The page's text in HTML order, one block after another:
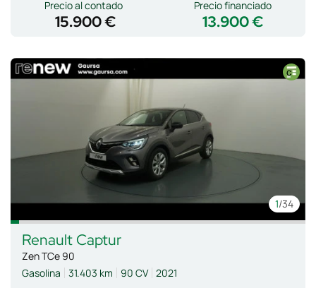
Precio al contado
15.900 € 13.900 €
Precio financiado
1/34
Renault Captur
Zen TCe 90
Gasolina
31.403 km 90 CV 2021